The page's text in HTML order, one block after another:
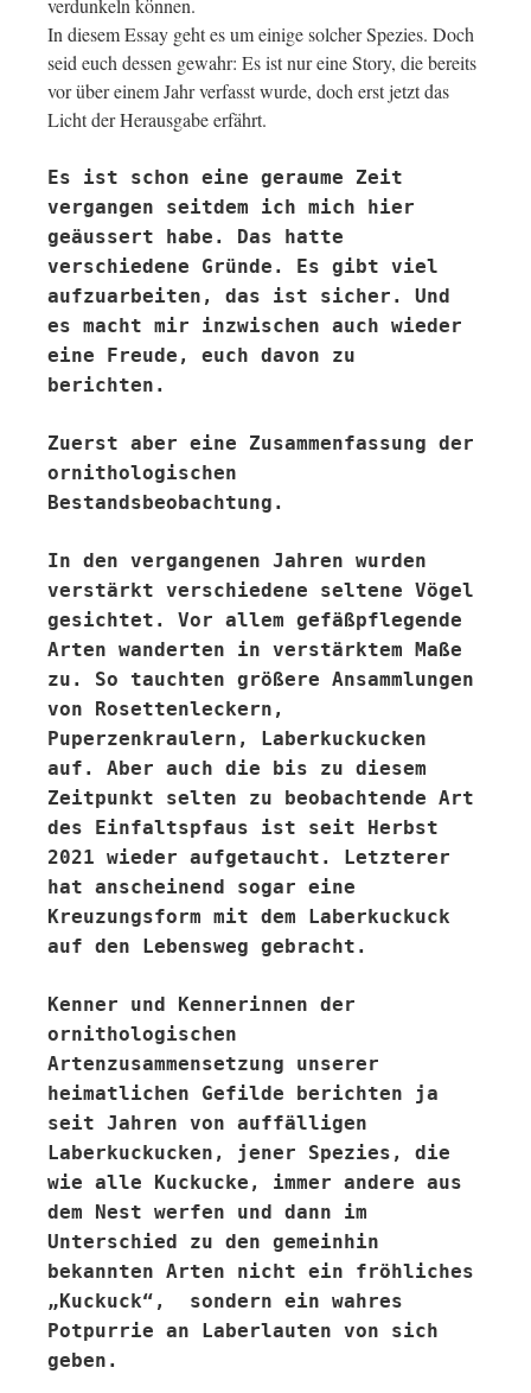
verdunkeln können.
In diesem Essay geht es um einige solcher Spezies. Doch
seid euch dessen gewahr: Es ist nur eine Story, die bereits
vor über einem Jahr verfasst wurde, doch erst jetzt das
Licht der Herausgabe erfährt.
Es ist schon eine geraume Zeit
vergangen seitdem ich mich hier
geäussert habe. Das hatte
verschiedene Gründe. Es gibt viel
aufzuarbeiten, das ist sicher. Und
es macht mir inzwischen auch wieder
eine Freude, euch davon zu
berichten.
Zuerst aber eine Zusammenfassung der
ornithologischen
Bestandsbeobachtung.
In den vergangenen Jahren wurden
verstärkt verschiedene seltene Vögel
gesichtet. Vor allem gefäßpflegende
Arten wanderten in verstärktem Maße
zu. So tauchten größere Ansammlungen
von Rosettenleckern,
Puperzenkraulern, Laberkuckucken
auf. Aber auch die bis zu diesem
Zeitpunkt selten zu beobachtende Art
des Einfaltspfaus ist seit Herbst
2021 wieder aufgetaucht. Letzterer
hat anscheinend sogar eine
Kreuzungsform mit dem Laberkuckuck
auf den Lebensweg gebracht.
Kenner und Kennerinnen der
ornithologischen
Artenzusammensetzung unserer
heimatlichen Gefilde berichten ja
seit Jahren von auffälligen
Laberkuckucken, jener Spezies, die
wie alle Kuckucke, immer andere aus
dem Nest werfen und dann im
Unterschied zu den gemeinhin
bekannten Arten nicht ein fröhliches
„Kuckuck“, sondern ein wahres
Potpurrie an Laberlauten von sich
geben.